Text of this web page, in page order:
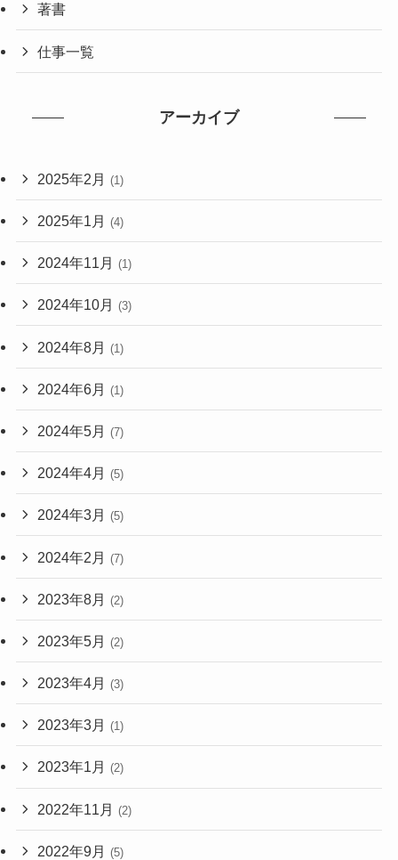
著書
仕事一覧
アーカイブ
2025年2月 (1)
2025年1月 (4)
2024年11月 (1)
2024年10月 (3)
2024年8月 (1)
2024年6月 (1)
2024年5月 (7)
2024年4月 (5)
2024年3月 (5)
2024年2月 (7)
2023年8月 (2)
2023年5月 (2)
2023年4月 (3)
2023年3月 (1)
2023年1月 (2)
2022年11月 (2)
2022年9月 (5)